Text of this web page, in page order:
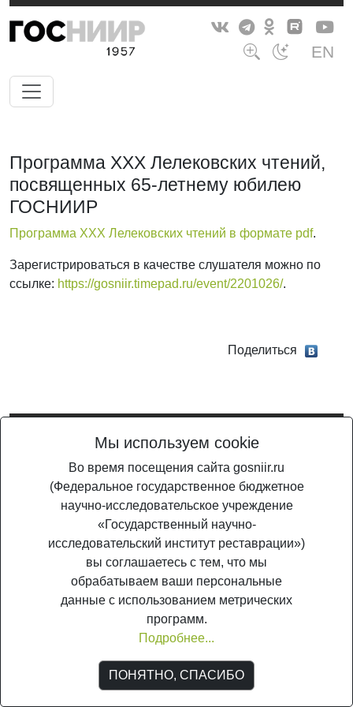
EN
Программа XXX Лелековских чтений,
посвященных 65-летнему юбилею
ГОСНИИР
Программа XXX Лелековских чтений в формате pdf.
Зарегистрироваться в качестве слушателя можно по
ссылке: https://gosniir.timepad.ru/event/2201026/.
Поделиться
СМИ Эл №ФС 77-56567 от 26.12.2013
Мы используем cookie
Во время посещения сайта gosniir.ru
(Федеральное государственное бюджетное
научно-исследовательское учреждение
«Государственный научно-
исследовательский институт реставрации»)
вы соглашаетесь с тем, что мы
обрабатываем ваши персональные
данные с использованием метрических
программ.
Подробнее...
ПОНЯТНО, СПАСИБО